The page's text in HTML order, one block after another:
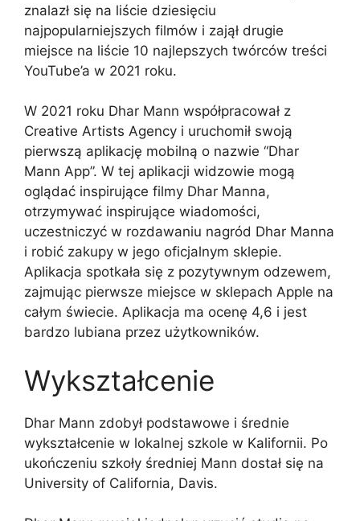
znalazł się na liście dziesięciu
najpopularniejszych filmów i zajął drugie
miejsce na liście 10 najlepszych twórców treści
YouTube’a w 2021 roku.
W 2021 roku Dhar Mann współpracował z
Creative Artists Agency i uruchomił swoją
pierwszą aplikację mobilną o nazwie “Dhar
Mann App”. W tej aplikacji widzowie mogą
oglądać inspirujące filmy Dhar Manna,
otrzymywać inspirujące wiadomości,
uczestniczyć w rozdawaniu nagród Dhar Manna
i robić zakupy w jego oficjalnym sklepie.
Aplikacja spotkała się z pozytywnym odzewem,
zajmując pierwsze miejsce w sklepach Apple na
całym świecie. Aplikacja ma ocenę 4,6 i jest
bardzo lubiana przez użytkowników.
Wykształcenie
Dhar Mann zdobył podstawowe i średnie
wykształcenie w lokalnej szkole w Kalifornii. Po
ukończeniu szkoły średniej Mann dostał się na
University of California, Davis.